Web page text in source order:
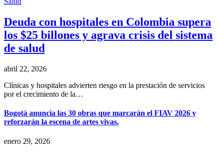
Deuda con hospitales en Colombia supera
los $25 billones y agrava crisis del sistema
de salud
abril 22, 2026
Clínicas y hospitales advierten riesgo en la prestación de servicios
por el crecimiento de la…
Bogotá anuncia las 30 obras que marcarán el FIAV 2026 y
reforzarán la escena de artes vivas.
enero 29, 2026